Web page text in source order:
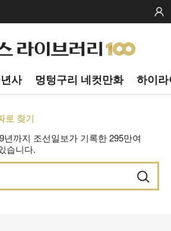
사 멍텅구리 네컷만화 하이
로 찾기
년까지 조선일보가 기록한 295만여
습니다.